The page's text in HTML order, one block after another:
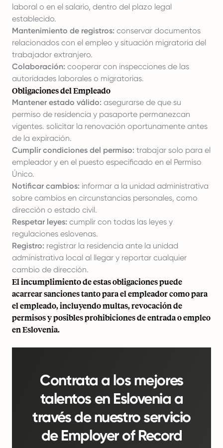
laboral o en el salario, dentro del plazo legal
establecido.
Mantenimiento de registros: conservar documentos
relacionados con el empleo y situación migratoria del
trabajador extranjero.
Colaboración: cooperar con inspecciones de las
autoridades laborales o migratorias.
Obligaciones del Empleado
Mantener estado válido: asegurarse de que su
permiso de residencia y pasaporte permanezcan
vigentes. solicitar la renovación oportunamente antes
de la expiración.
Cumplir condiciones del permiso: trabajar solo para el
empleador y en el puesto especificado en el Permiso
Único.
Notificar cambios: informar a la unidad administrativa
sobre cambios en circunstancias personales, como
dirección o estado civil.
Respetar leyes: cumplir con todas las leyes y
regulaciones eslovenas.
Registro: registrar la residencia ante la unidad
administrativa local al llegar y reportar cualquier
cambio de dirección.
El incumplimiento de estas obligaciones puede
acarrear sanciones tanto para el empleador como para
el empleado, incluyendo multas, revocación de
permisos y posibles prohibiciones de entrada o empleo
en Eslovenia.
Contrata a los mejores
talentos en Eslovenia a
través de nuestro servicio
de Employer of Record